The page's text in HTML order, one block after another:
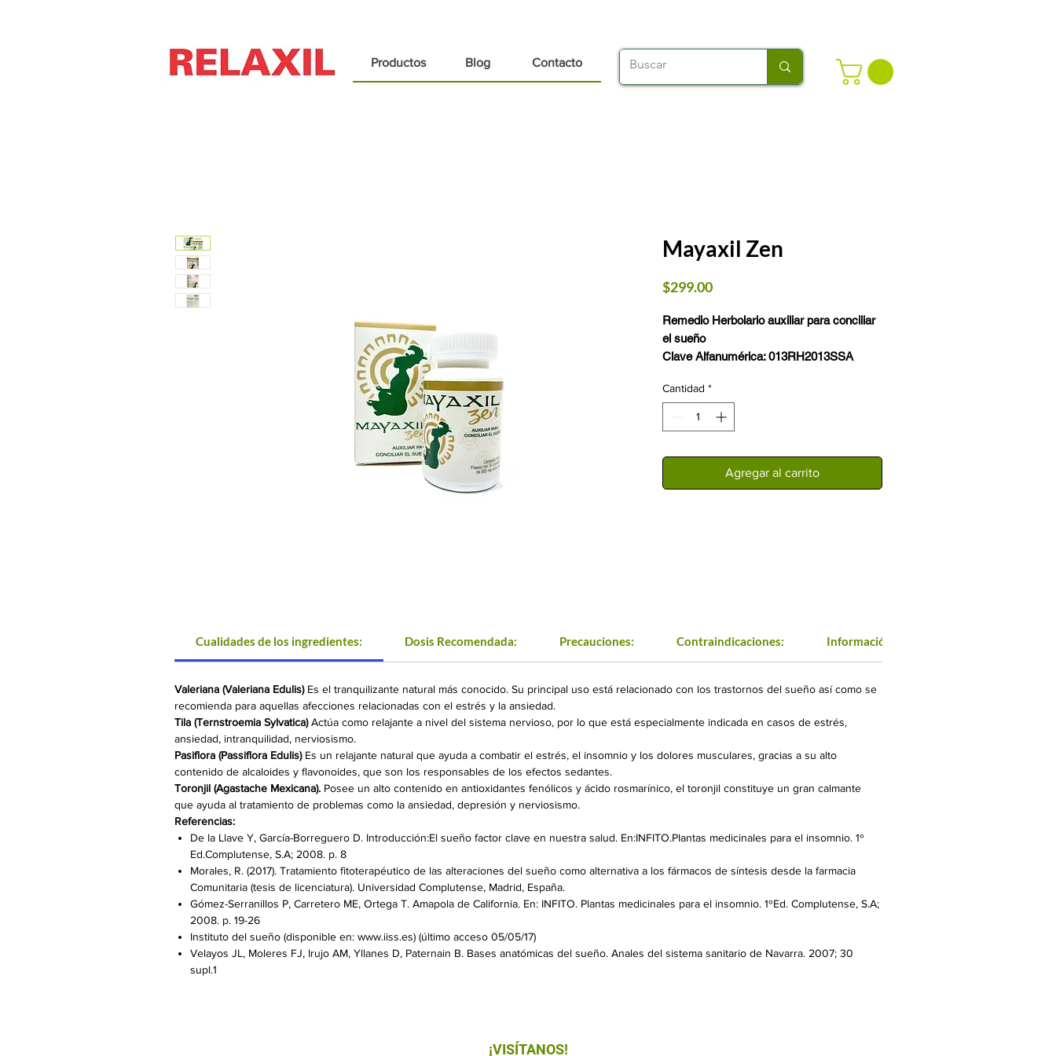
Productos Blog Contacto
Mayaxil Zen
$299.00Precio
Remedio Herbolario auxiliar para conciliar
el sueño
Clave Alfanumérica: 013RH2013SSA
una
Ingredientes: Valeriana edulis, ternstroemia
sylvatica Schlecht Cham, Passiflora
Excelente auxiliar para conciliar el sueño
Cantidad *
Agregar al carrito
Cualidades de los ingredientes: Dosis Recomendada: Precauciones: Contraindicaciones: Información Básica:
Valeriana (Valeriana Edulis) Es el tranquilizante natural más conocido. Su principal uso está relacionado con los trastornos del sueño así como se
recomienda para aquellas afecciones relacionadas con el estrés y la ansiedad.
Tila (Ternstroemia Sylvatica)Actúa como relajante a nivel del sistema nervioso, por lo que está especialmente indicada en casos de estrés,
ansiedad, intranquilidad, nerviosismo.
Pasiflora (Passiflora Edulis) Es un relajante natural que ayuda a combatir el estrés, el insomnio y los dolores musculares, gracias a su alto
contenido de alcaloides y flavonoides, que son los responsables de los efectos sedantes.
Toronjil (Agastache Mexicana). Posee un alto contenido en antioxidantes fenólicos y ácido rosmarínico, el toronjil constituye un gran calmante
que ayuda al tratamiento de problemas como la ansiedad, depresión y nerviosismo.
Referencias:
De la Llave Y, García-Borreguero D. Introducción:El sueño factor clave en nuestra salud. En:INFITO.Plantas medicinales para el insomnio. 1º
Ed.Complutense, S.A; 2008. p. 8
Morales, R. (2017). Tratamiento fitoterapéutico de las alteraciones del sueño como alternativa a los fármacos de síntesis desde la farmacia
Comunitaria (tesis de licenciatura). Universidad Complutense, Madrid, España.
Gómez-Serranillos P, Carretero ME, Ortega T. Amapola de California. En: INFITO. Plantas medicinales para el insomnio. 1ºEd. Complutense, S.A;
2008. p. 19-26
Instituto del sueño (disponible en: www.iiss.es) (último acceso 05/05/17)
Velayos JL, Moleres FJ, Irujo AM, Yllanes D, Paternain B. Bases anatómicas del sueño. Anales del sistema sanitario de Navarra. 2007; 30
supl.1
¡VISÍTANOS!